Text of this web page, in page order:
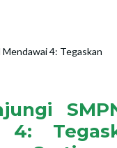
4: Tegaskan